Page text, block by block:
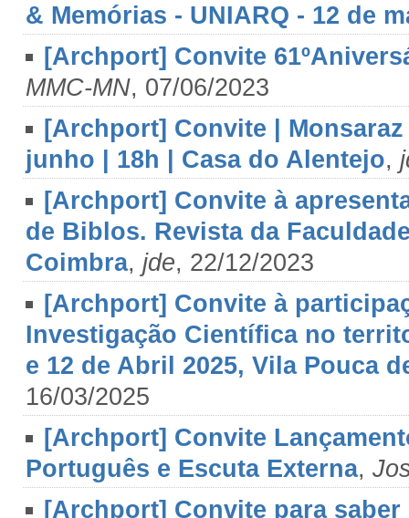
& Memórias - UNIARQ - 12 de
[Archport] Convite
MMC-MN, 07/06/2023
[Archport] Convite |
junho | 18h | Casa do Alentejo,
[Archport] Convite à
de Biblos. Revista da
Coimbra, jde, 22/12/2023
[Archport] Convite à
Investigação Científica no
e 12 de Abril 2025, Vila Pouca
16/03/2025
[Archport] Convite
Português e Escuta Externa,
[Archport] Convite para